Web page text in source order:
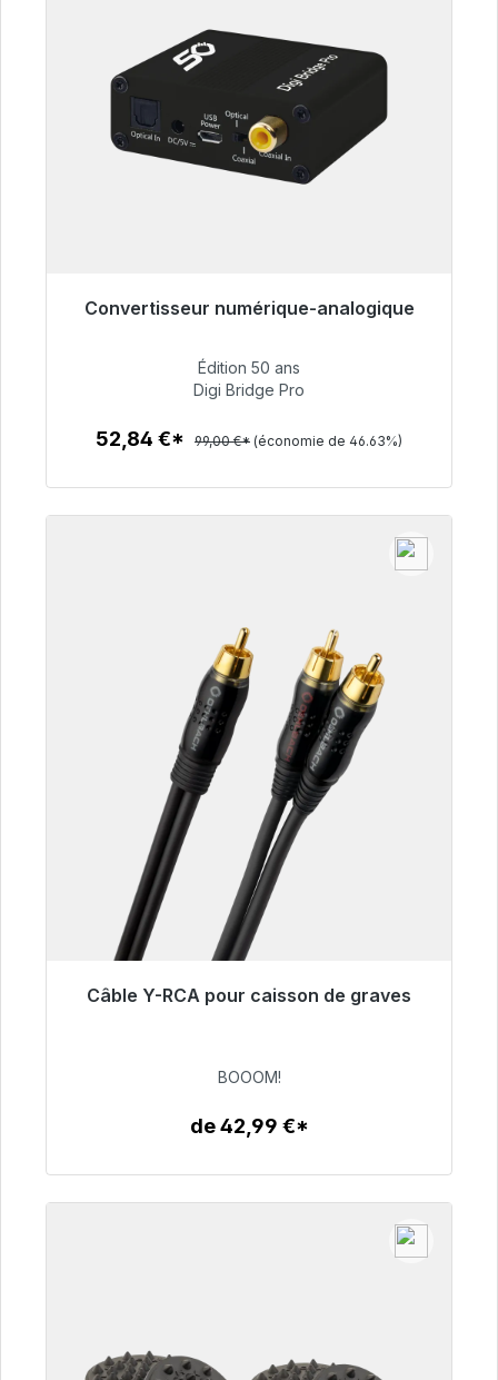
Convertisseur numérique-analogique
52,84 €
Édition 50 ans
Digi Bridge Pro
52,84 €* 99,00 €* (économie de 46.63%)
Câble Y-RCA pour caisson de graves
53,49 €
BOOOM!
de 42,99 €*